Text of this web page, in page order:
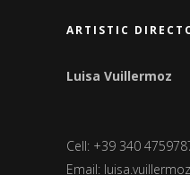
ARTISTIC
Luisa Vuillermoz
Cell: +39 340
Email: